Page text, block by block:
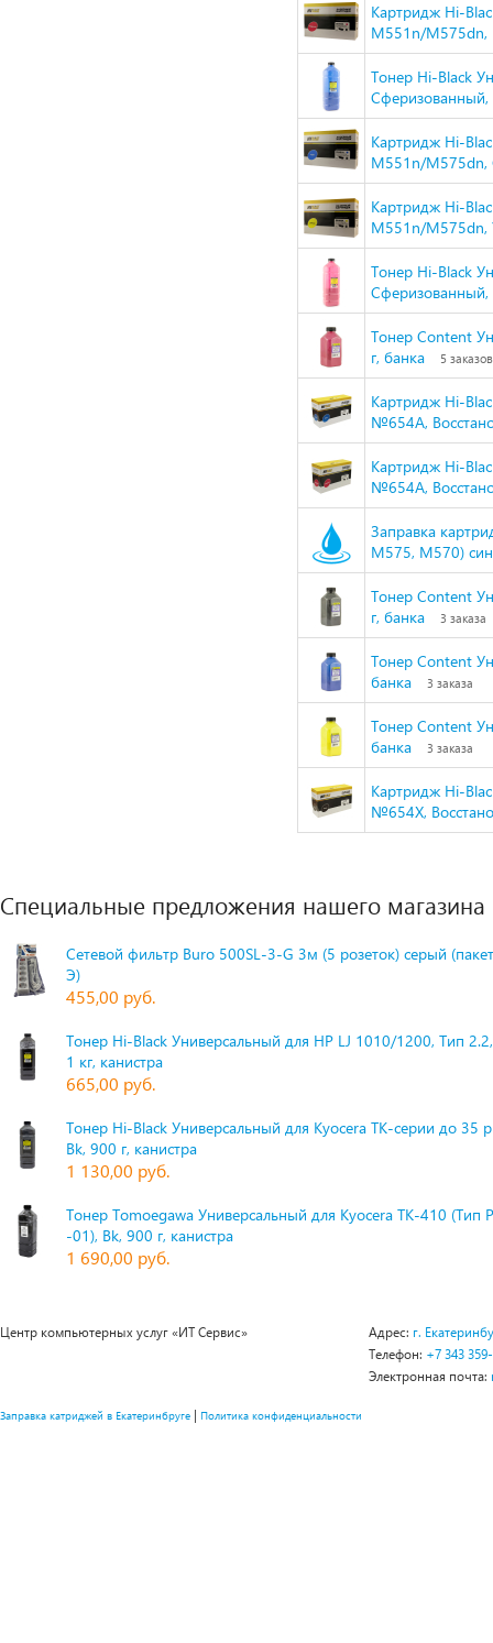
Картридж Hi-
M551n/M575dn,
Тонер Hi-Black
Сферизованный,
Картридж Hi-
M551n/M575dn,
Картридж Hi-
M551n/M575dn,
Тонер Hi-Black
Сферизованный,
Тонер Content
г, банка
5 заказов
Картридж Hi-
№654A,
Картридж Hi-
№654A,
Заправка
M575, M570)
Тонер Content
г, банка
3 заказа
Тонер Content
банка
3 заказа
Тонер Content
банка
3 заказа
Картридж Hi-
№654X,
Специальные предложения нашего магазина
Сетевой фильтр Buro 500SL-3-G 3м (5 розеток) серый
Э)
455,00 руб.
Тонер Hi-Black Универсальный для HP LJ 1010/1200, Тип
1 кг, канистра
665,00 руб.
Тонер Hi-Black Универсальный для Kyocera TK-серии до 35
Bk, 900 г, канистра
1 130,00 руб.
Тонер Tomoegawa Универсальный для Kyocera TK-410 (Тип
-01), Bk, 900 г, канистра
1 690,00 руб.
Центр компьютерных услуг «ИТ Сервис» Адрес: г.
Телефон: +7 343
Электронная почта:
Заправка катриджей в Екатеринбруге | Политика конфиденциальности